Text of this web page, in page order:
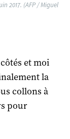
2017. (AFP / Miguel
et moi
la
collons à
pour